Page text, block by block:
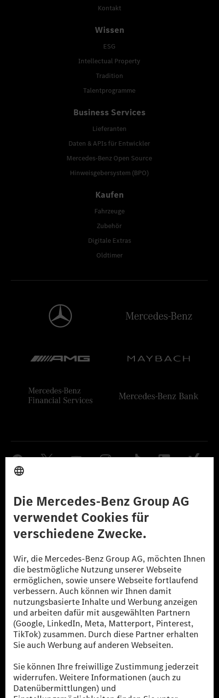
Kontakt
Wissen
ESG
Intellectual Property
Tradition
Talentprogramme
Business Services
Lieferanten
Daten & APIs für Entwickler
Mercedes-Benz Open Source
Hinweisgebersystem (BPO)
Kaufen
Fahrzeuge
Zubehör
Digitale Extras
Oldtimer
Datenschutz Lizenzhinweise Dritter Barrierefreiheit
© 2026 Mercedes-Benz Group AG. Alle Rechte vorbehalten.
[1] Bilanziell CO₂-neutral bedeutet, dass nicht vermiedene oder nicht
reduzierte CO₂-Emissionen bei der Mercedes-Benz Group durch
zertifizierte Ausgleichsprojekte kompensiert werden.
[2] Renewable Charging ist ein integraler Bestandteil von MB.CHARGE
Public in Europa, den USA, Kanada und China. Sofern an der jeweiligen
Ladestation noch kein Strom aus erneuerbaren Energien vorliegt,
verwendet Renewable Charging Grünstromzertifikate*. Diese stellen
sicher, dass für Ladevorgänge über MB.CHARGE Public eine äquivalente
Strommenge aus erneuerbaren Energien ins Stromnetz eingespeist wird.
als sechs Jahre sind.
* Inkl. EKOenergy Ökolabel
* Die angegebenen Werte wurden nach dem vorgeschriebenen
Messverfahren WLTP (Worldwide harmonised Light vehicles Test